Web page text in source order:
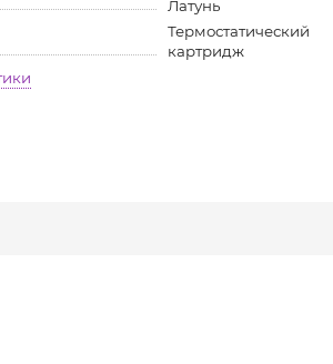
Латунь
Термостатический
картридж